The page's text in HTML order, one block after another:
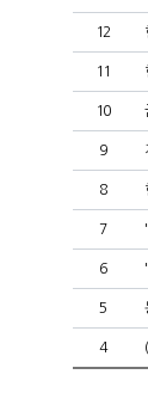
12
11
10
9
8
7
6
5
4